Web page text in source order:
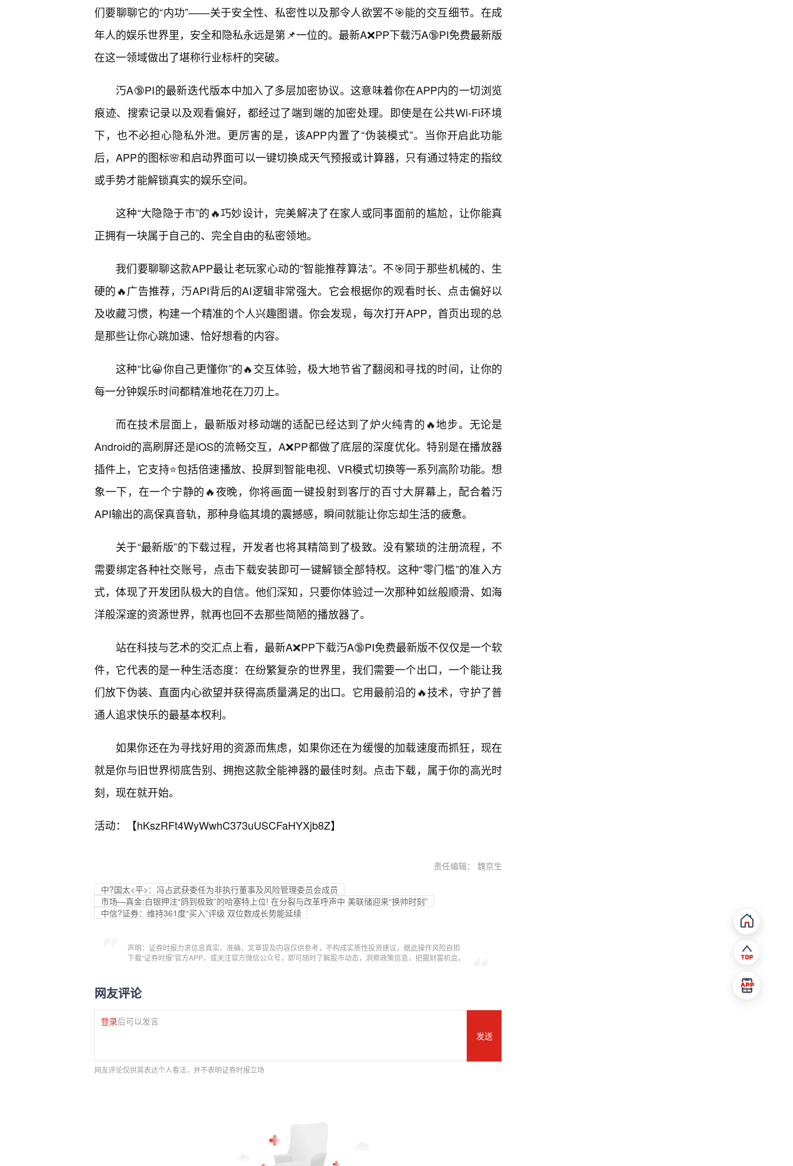
们要聊聊它的“内功”——关于安全性、私密性以及那令人欲罢不🎯能的交互细节。在成
年人的娱乐世界里，安全和隐私永远是第📌一位的。最新A❌PP下载汅A🔞PI免费最新版
在这一领域做出了堪称行业标杆的突破。
汅A🔞PI的最新迭代版本中加入了多层加密协议。这意味着你在APP内的一切浏览
痕迹、搜索记录以及观看偏好，都经过了端到端的加密处理。即使是在公共Wi-Fi环境
下，也不必担心隐私外泄。更厉害的是，该APP内置了“伪装模式”。当你开启此功能
后，APP的图标🌸和启动界面可以一键切换成天气预报或计算器，只有通过特定的指纹
或手势才能解锁真实的娱乐空间。
这种“大隐隐于市”的🔥巧妙设计，完美解决了在家人或同事面前的尴尬，让你能真
正拥有一块属于自己的、完全自由的私密领地。
我们要聊聊这款APP最让老玩家心动的“智能推荐算法”。不🎯同于那些机械的、生
硬的🔥广告推荐，汅API背后的AI逻辑非常强大。它会根据你的观看时长、点击偏好以
及收藏习惯，构建一个精准的个人兴趣图谱。你会发现，每次打开APP，首页出现的总
是那些让你心跳加速、恰好想看的内容。
这种“比😀你自己更懂你”的🔥交互体验，极大地节省了翻阅和寻找的时间，让你的
每一分钟娱乐时间都精准地花在刀刃上。
而在技术层面上，最新版对移动端的适配已经达到了炉火纯青的🔥地步。无论是
Android的高刷屏还是iOS的流畅交互，A❌PP都做了底层的深度优化。特别是在播放器
插件上，它支持⭐包括倍速播放、投屏到智能电视、VR模式切换等一系列高阶功能。想
象一下，在一个宁静的🔥夜晚，你将画面一键投射到客厅的百寸大屏幕上，配合着汅
API输出的高保真音轨，那种身临其境的震撼感，瞬间就能让你忘却生活的疲惫。
关于“最新版”的下载过程，开发者也将其精简到了极致。没有繁琐的注册流程，不
需要绑定各种社交账号，点击下载安装即可一键解锁全部特权。这种“零门槛”的准入方
式，体现了开发团队极大的自信。他们深知，只要你体验过一次那种如丝般顺滑、如海
洋般深邃的资源世界，就再也回不去那些简陋的播放器了。
站在科技与艺术的交汇点上看，最新A❌PP下载汅A🔞PI免费最新版不仅仅是一个软
件，它代表的是一种生活态度：在纷繁复杂的世界里，我们需要一个出口，一个能让我
们放下伪装、直面内心欲望并获得高质量满足的出口。它用最前沿的🔥技术，守护了普
通人追求快乐的最基本权利。
如果你还在为寻找好用的资源而焦虑，如果你还在为缓慢的加载速度而抓狂，现在
就是你与旧世界彻底告别、拥抱这款全能神器的最佳时刻。点击下载，属于你的高光时
刻，现在就开始。
活动：【hKszRFt4WyWwhC373uUSCFaHYXjb8Z】
责任编辑： 魏京生
中?国太<平>：冯占武获委任为非执行董事及风险管理委员会成员
市场—真金:白银押注“鸽到极致”的哈塞特上位! 在分裂与改革呼声中 美联储迎来“换帅时刻”
中信?证券：维持361度“买入”评级 双位数成长势能延续
声明：证券时报力求信息真实、准确，文章提及内容仅供参考，不构成实质性投资建议，据此操作风险自担
下载“证券时报”官方APP，或关注官方微信公众号，即可随时了解股市动态，洞察政策信息，把握财富机会。
网友评论
登录后可以发言
发送
网友评论仅供其表达个人看法，并不表明证券时报立场